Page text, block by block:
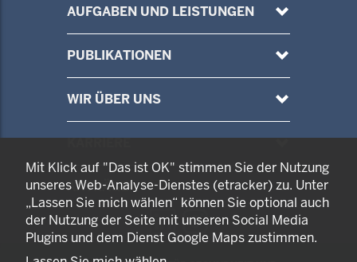
AUFGABEN UND LEISTUNGEN
PUBLIKATIONEN
WIR ÜBER UNS
KARRIERE
ANTRÄGE
ZUR
LINKEDIN-
ZUR
INSTAGRAM-
Mit Klick auf "Das ist OK" stimmen Sie der Nutzung
unseres Web-Analyse-Dienstes (etracker) zu. Unter
„Lassen Sie mich wählen“ können Sie optional auch
der Nutzung der Seite mit unseren Social Media
Plugins und dem Dienst Google Maps zustimmen.